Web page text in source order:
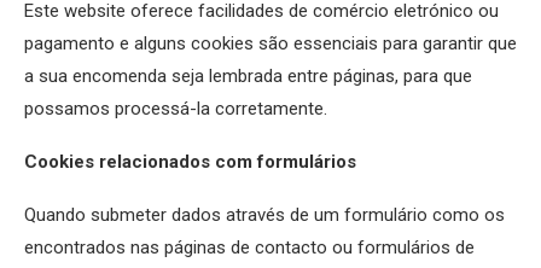
Este website oferece facilidades de comércio eletrónico ou
pagamento e alguns cookies são essenciais para garantir que
a sua encomenda seja lembrada entre páginas, para que
possamos processá-la corretamente.
Cookies relacionados com formulários
Quando submeter dados através de um formulário como os
encontrados nas páginas de contacto ou formulários de